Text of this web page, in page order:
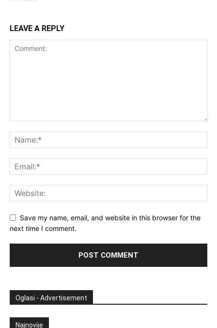
LEAVE A REPLY
Save my name, email, and website in this browser for the
next time I comment.
Oglasi - Advertisement
Najnovije